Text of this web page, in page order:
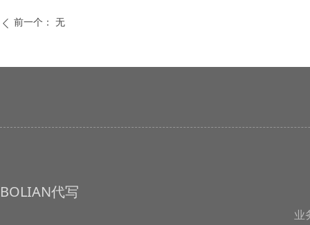
ꄴ 前一个： 无
BOLIAN代写
业